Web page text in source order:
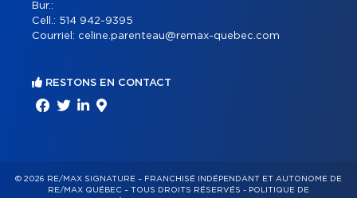
Bur.:
Cell.: 514 942-9395
Courriel: celine.parenteau@remax-quebec.com
RESTONS EN CONTACT
© 2026 RE/MAX SIGNATURE – FRANCHISÉ INDÉPENDANT ET AUTONOME DE
RE/MAX QUÉBEC – TOUS DROITS RÉSERVÉS - POLITIQUE DE